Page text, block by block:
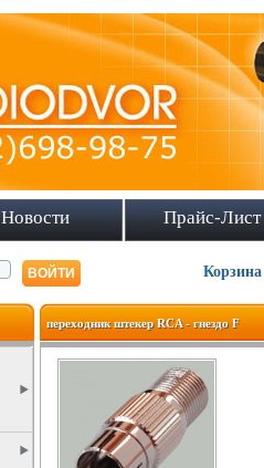
Новости Прайс-Лист
Корзина
переходник штекер RCA - гнездо F